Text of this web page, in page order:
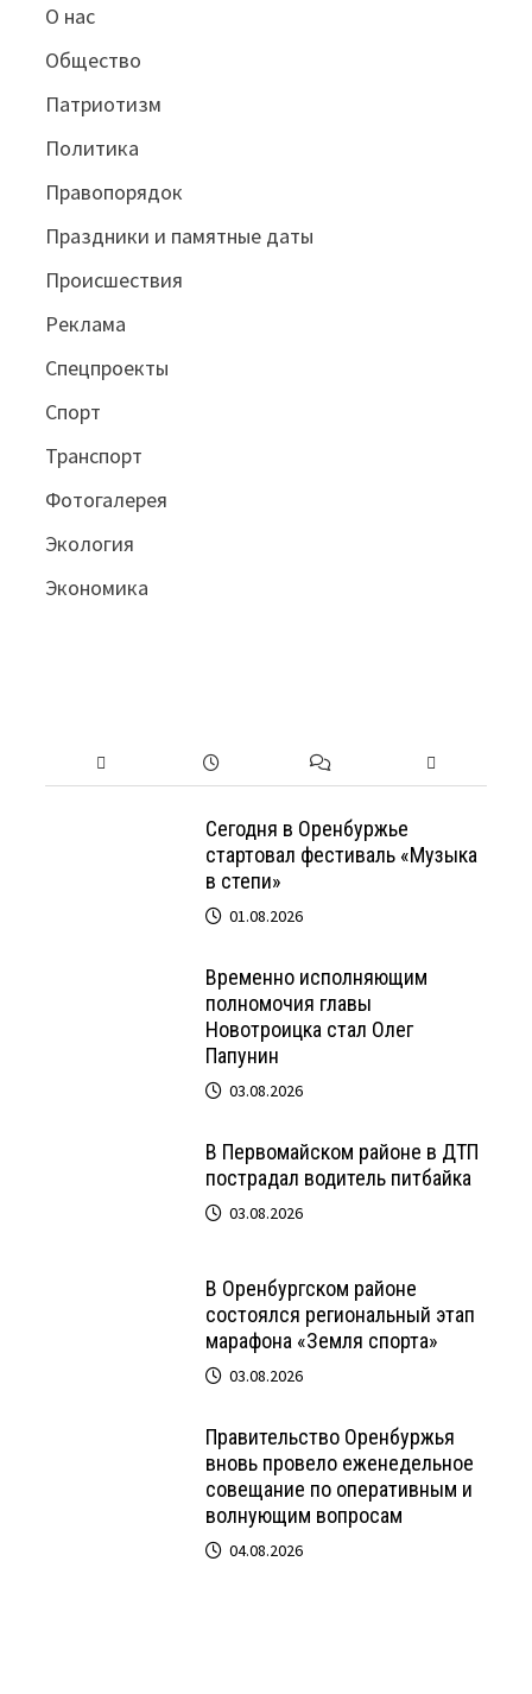
О нас
Общество
Патриотизм
Политика
Правопорядок
Праздники и памятные даты
Происшествия
Реклама
Спецпроекты
Спорт
Транспорт
Фотогалерея
Экология
Экономика
Сегодня в Оренбуржье
стартовал фестиваль «Музыка
в степи»
01.08.2026
Временно исполняющим
полномочия главы
Новотроицка стал Олег
Папунин
03.08.2026
В Первомайском районе в ДТП
пострадал водитель питбайка
03.08.2026
В Оренбургском районе
состоялся региональный этап
марафона «Земля спорта»
03.08.2026
Правительство Оренбуржья
вновь провело еженедельное
совещание по оперативным и
волнующим вопросам
04.08.2026